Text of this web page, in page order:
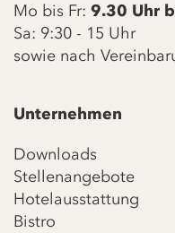
Mo bis Fr: 9.30 Uhr
Sa: 9:30 - 15 Uhr
sowie nach
Unternehmen
Downloads
Stellenangebote
Hotelausstattung
Bistro